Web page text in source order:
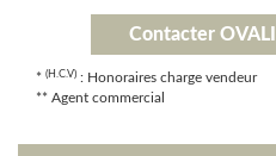
Contacter
* (H.C.V) : Honoraires charge vendeur
** Agent commercial